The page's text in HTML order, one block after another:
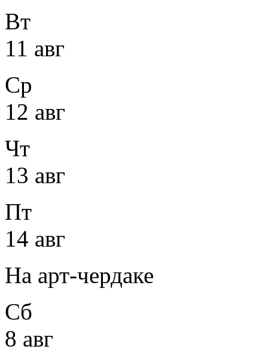
Вт
11 авг
Ср
12 авг
Чт
13 авг
Пт
14 авг
На арт-чердаке
Сб
8 авг